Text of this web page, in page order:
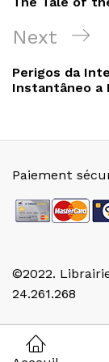
l’article
Next
Post
Next
Perigos da
Instantâneo a
©2022.
24.261.268
Paiement